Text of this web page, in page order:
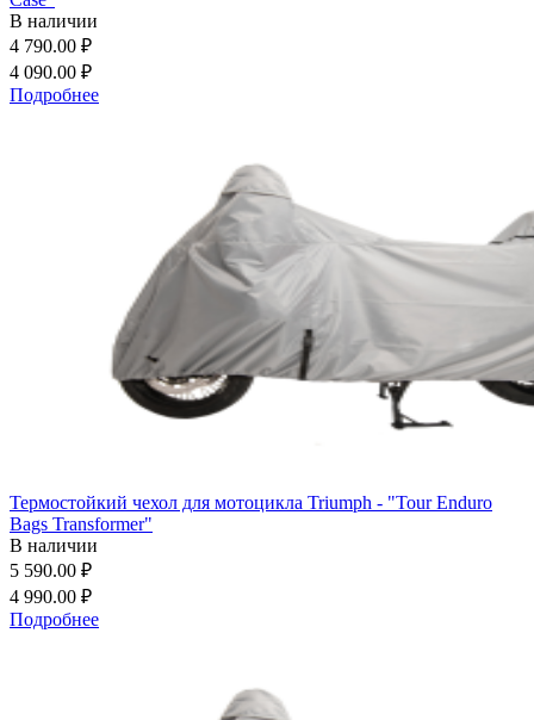
В наличии
4 790.00 ₽
4 090.00 ₽
Подробнее
Термостойкий чехол для мотоцикла Triumph - "Tour Enduro
Bags Transformer"
В наличии
5 590.00 ₽
4 990.00 ₽
Подробнее